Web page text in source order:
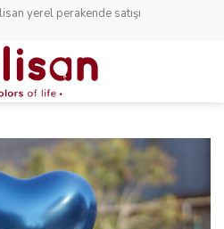
yerel perakende satışı